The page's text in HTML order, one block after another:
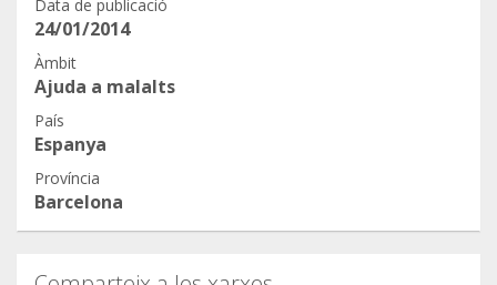
Data de publicació
24/01/2014
Àmbit
Ajuda a malalts
País
Espanya
Província
Barcelona